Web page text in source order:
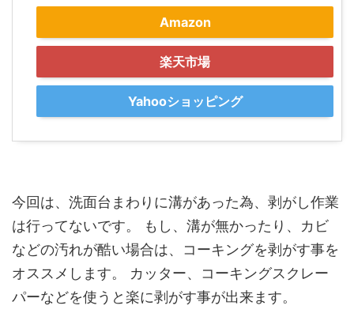
Amazon
楽天市場
Yahooショッピング
今回は、洗面台まわりに溝があった為、剥がし作業
は行ってないです。 もし、溝が無かったり、カビ
などの汚れが酷い場合は、コーキングを剥がす事を
オススメします。 カッター、コーキングスクレー
パーなどを使うと楽に剥がす事が出来ます。